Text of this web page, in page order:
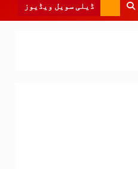
ڈیلی سویل ویڈیوز